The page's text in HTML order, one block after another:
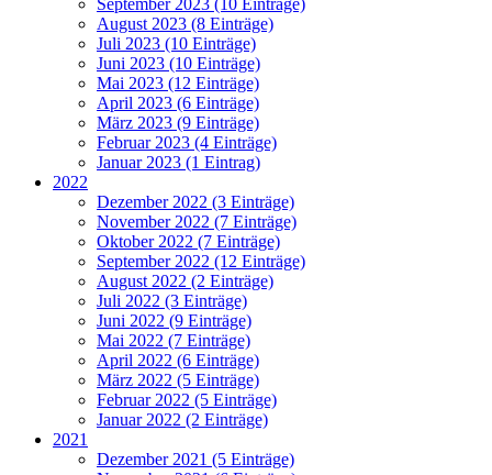
August 2023 (8 Einträge)
Juli 2023 (10 Einträge)
Juni 2023 (10 Einträge)
Mai 2023 (12 Einträge)
April 2023 (6 Einträge)
März 2023 (9 Einträge)
Februar 2023 (4 Einträge)
Januar 2023 (1 Eintrag)
2022
Dezember 2022 (3 Einträge)
November 2022 (7 Einträge)
Oktober 2022 (7 Einträge)
September 2022 (12 Einträge)
August 2022 (2 Einträge)
Juli 2022 (3 Einträge)
Juni 2022 (9 Einträge)
Mai 2022 (7 Einträge)
April 2022 (6 Einträge)
März 2022 (5 Einträge)
Februar 2022 (5 Einträge)
Januar 2022 (2 Einträge)
2021
Dezember 2021 (5 Einträge)